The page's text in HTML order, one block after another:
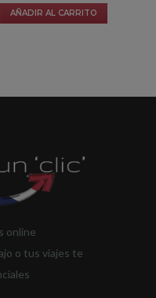
AÑADIR AL CARRITO
online
o tus viajes te